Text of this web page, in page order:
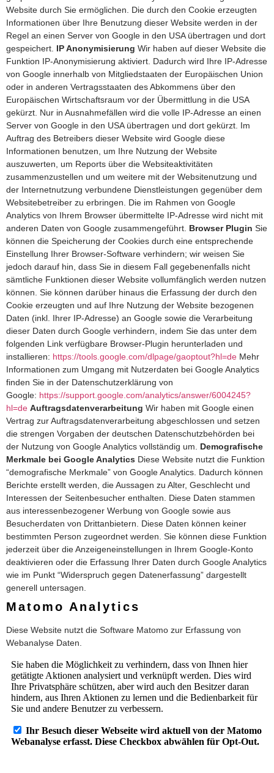
Website durch Sie ermöglichen. Die durch den Cookie erzeugten
Informationen über Ihre Benutzung dieser Website werden in der
Regel an einen Server von Google in den USA übertragen und dort
gespeichert. IP Anonymisierung Wir haben auf dieser Website die
Funktion IP-Anonymisierung aktiviert. Dadurch wird Ihre IP-Adresse
von Google innerhalb von Mitgliedstaaten der Europäischen Union
oder in anderen Vertragsstaaten des Abkommens über den
Europäischen Wirtschaftsraum vor der Übermittlung in die USA
gekürzt. Nur in Ausnahmefällen wird die volle IP-Adresse an einen
Server von Google in den USA übertragen und dort gekürzt. Im
Auftrag des Betreibers dieser Website wird Google diese
Informationen benutzen, um Ihre Nutzung der Website
auszuwerten, um Reports über die Websiteaktivitäten
zusammenzustellen und um weitere mit der Websitenutzung und
der Internetnutzung verbundene Dienstleistungen gegenüber dem
Websitebetreiber zu erbringen. Die im Rahmen von Google
Analytics von Ihrem Browser übermittelte IP-Adresse wird nicht mit
anderen Daten von Google zusammengeführt. Browser Plugin Sie
können die Speicherung der Cookies durch eine entsprechende
Einstellung Ihrer Browser-Software verhindern; wir weisen Sie
jedoch darauf hin, dass Sie in diesem Fall gegebenenfalls nicht
sämtliche Funktionen dieser Website vollumfänglich werden nutzen
können. Sie können darüber hinaus die Erfassung der durch den
Cookie erzeugten und auf Ihre Nutzung der Website bezogenen
Daten (inkl. Ihrer IP-Adresse) an Google sowie die Verarbeitung
dieser Daten durch Google verhindern, indem Sie das unter dem
folgenden Link verfügbare Browser-Plugin herunterladen und
installieren: https://tools.google.com/dlpage/gaoptout?hl=de Mehr
Informationen zum Umgang mit Nutzerdaten bei Google Analytics
finden Sie in der Datenschutzerklärung von
Google: https://support.google.com/analytics/answer/6004245?
hl=de Auftragsdatenverarbeitung Wir haben mit Google einen
Vertrag zur Auftragsdatenverarbeitung abgeschlossen und setzen
die strengen Vorgaben der deutschen Datenschutzbehörden bei
der Nutzung von Google Analytics vollständig um. Demografische
Merkmale bei Google Analytics Diese Website nutzt die Funktion
“demografische Merkmale” von Google Analytics. Dadurch können
Berichte erstellt werden, die Aussagen zu Alter, Geschlecht und
Interessen der Seitenbesucher enthalten. Diese Daten stammen
aus interessenbezogener Werbung von Google sowie aus
Besucherdaten von Drittanbietern. Diese Daten können keiner
bestimmten Person zugeordnet werden. Sie können diese Funktion
jederzeit über die Anzeigeneinstellungen in Ihrem Google-Konto
deaktivieren oder die Erfassung Ihrer Daten durch Google Analytics
wie im Punkt “Widerspruch gegen Datenerfassung” dargestellt
generell untersagen.
Matomo Analytics
Diese Website nutzt die Software Matomo zur Erfassung von
Webanalyse Daten.